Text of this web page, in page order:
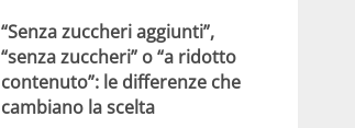
“Senza zuccheri aggiunti”,
“senza zuccheri” o “a ridotto
contenuto”: le differenze che
cambiano la scelta